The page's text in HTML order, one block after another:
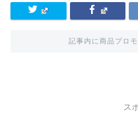
記事内に商品プロ
ス